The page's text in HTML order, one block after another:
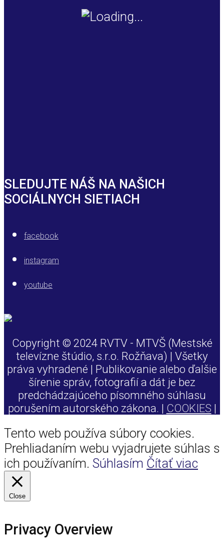
SLEDUJTE NÁŠ NA NAŠICH
SOCIÁLNYCH SIETIACH
facebook
instagram
youtube
Copyright © 2024 RVTV - MTVŠ (Mestské
televízne štúdio, s.r.o. Rožňava) | Všetky
práva vyhradené | Publikovanie alebo ďalšie
šírenie správ, fotografií a dát je bez
predchádzajúceho písomného súhlasu
porušením autorského zákona. | COOKIES |
Tento web používa súbory cookies.
Prehliadaním webu vyjadrujete súhlas s
ich používaním. Súhlasím Čítať viac
Close
Privacy Overview